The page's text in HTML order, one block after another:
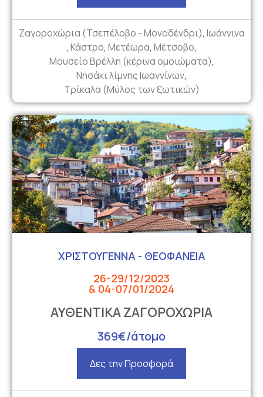
Ζαγοροχώρια (Τσεπέλοβο - Μονοδένδρι), Ιωάννινα
, Κάστρο, Μετέωρα, Μέτσοβο,
Μουσείο Βρέλλη (κέρινα ομοιώματα),
Νησάκι λίμνης Ιωαννίνων,
Τρίκαλα (Μύλος των ξωτικών)
ΧΡΙΣΤΟΥΓΕΝΝΑ - ΘΕΟΦΑΝΕΙΑ
26-29/12/2023
& 04-07/01/2024
ΑΥΘΕΝΤΙΚΑ ΖΑΓΟΡΟΧΩΡΙΑ
369€/άτομο
Δες την Προσφορά